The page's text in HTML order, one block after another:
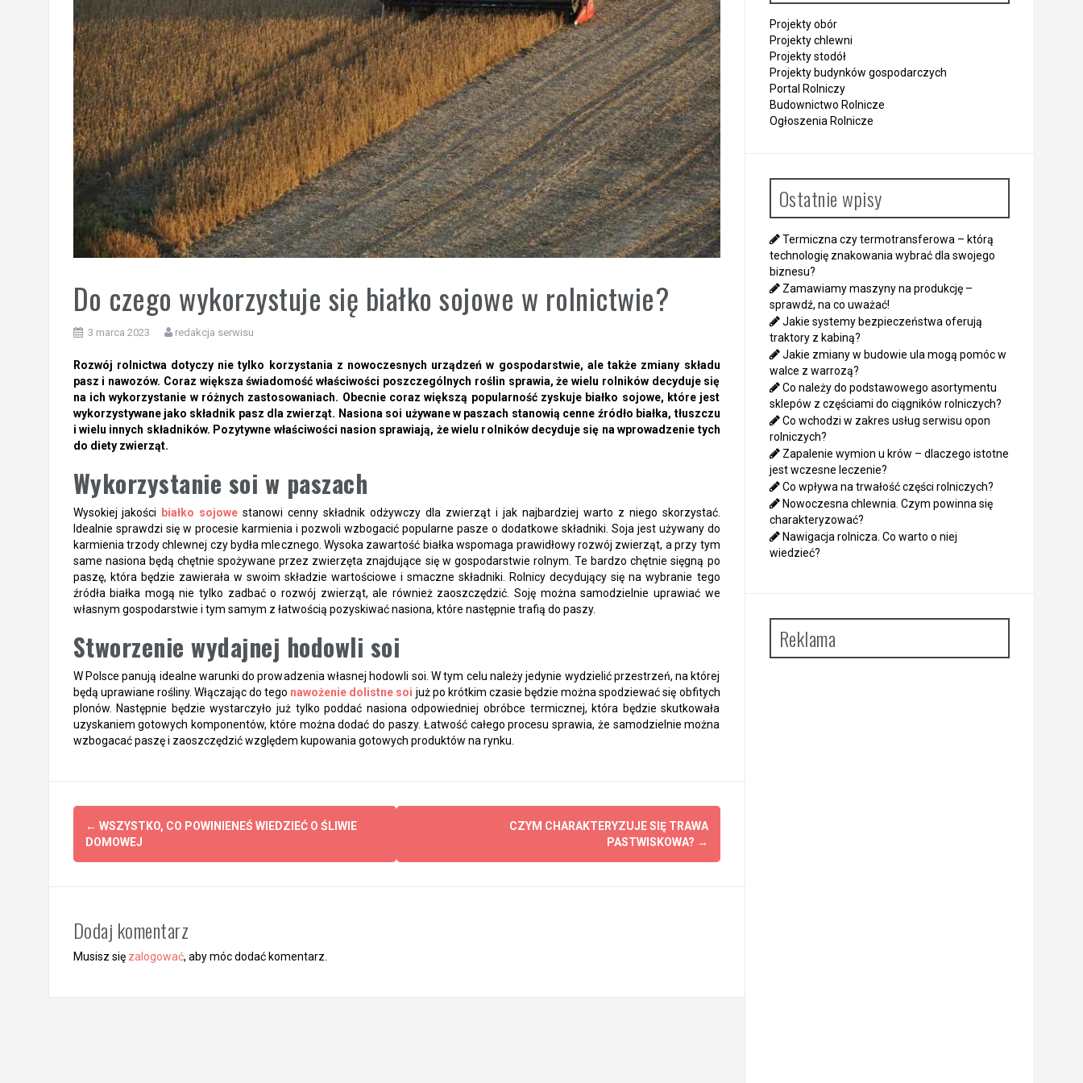
Do czego wykorzystuje się białko sojowe w rolnictwie?
3 marca 2023 redakcja serwisu
Rozwój rolnictwa dotyczy nie tylko korzystania z nowoczesnych urządzeń w gospodarstwie, ale także zmiany składu
pasz i nawozów. Coraz większa świadomość właściwości poszczególnych roślin sprawia, że wielu rolników decyduje się
na ich wykorzystanie w różnych zastosowaniach. Obecnie coraz większą popularność zyskuje białko sojowe, które jest
wykorzystywane jako składnik pasz dla zwierząt. Nasiona soi używane w paszach stanowią cenne źródło białka, tłuszczu
i wielu innych składników. Pozytywne właściwości nasion sprawiają, że wielu rolników decyduje się na wprowadzenie tych
do diety zwierząt.
Wykorzystanie soi w paszach
Wysokiej jakości białko sojowe stanowi cenny składnik odżywczy dla zwierząt i jak najbardziej warto z niego skorzystać.
Idealnie sprawdzi się w procesie karmienia i pozwoli wzbogacić popularne pasze o dodatkowe składniki. Soja jest używany do
karmienia trzody chlewnej czy bydła mlecznego. Wysoka zawartość białka wspomaga prawidłowy rozwój zwierząt, a przy tym
same nasiona będą chętnie spożywane przez zwierzęta znajdujące się w gospodarstwie rolnym. Te bardzo chętnie sięgną po
paszę, która będzie zawierała w swoim składzie wartościowe i smaczne składniki. Rolnicy decydujący się na wybranie tego
źródła białka mogą nie tylko zadbać o rozwój zwierząt, ale również zaoszczędzić. Soję można samodzielnie uprawiać we
własnym gospodarstwie i tym samym z łatwością pozyskiwać nasiona, które następnie trafią do paszy.
Stworzenie wydajnej hodowli soi
W Polsce panują idealne warunki do prowadzenia własnej hodowli soi. W tym celu należy jedynie wydzielić przestrzeń, na której
będą uprawiane rośliny. Włączając do tego nawożenie dolistne soi już po krótkim czasie będzie można spodziewać się obfitych
plonów. Następnie będzie wystarczyło już tylko poddać nasiona odpowiedniej obróbce termicznej, która będzie skutkowała
uzyskaniem gotowych komponentów, które można dodać do paszy. Łatwość całego procesu sprawia, że samodzielnie można
wzbogacać paszę i zaoszczędzić względem kupowania gotowych produktów na rynku.
o
a
c
← WSZYSTKO, CO POWINIENEŚ WIEDZIEĆ O ŚLIWIE
DOMOWEJ
CZYM CHARAKTERYZUJE SIĘ TRAWA
PASTWISKOWA? →
Dodaj komentarz
Musisz się zalogować, aby móc dodać komentarz.
Projekty obór
Projekty chlewni
Projekty stodół
Projekty budynków gospodarczych
Portal Rolniczy
Budownictwo Rolnicze
Ogłoszenia Rolnicze
Ostatnie wpisy
Termiczna czy termotransferowa – którą
technologię znakowania wybrać dla swojego
biznesu?
Zamawiamy maszyny na produkcję –
sprawdź, na co uważać!
Jakie systemy bezpieczeństwa oferują
traktory z kabiną?
Jakie zmiany w budowie ula mogą pomóc w
walce z warrozą?
Co należy do podstawowego asortymentu
sklepów z częściami do ciągników rolniczych?
Co wchodzi w zakres usług serwisu opon
rolniczych?
Zapalenie wymion u krów – dlaczego istotne
jest wczesne leczenie?
Co wpływa na trwałość części rolniczych?
Nowoczesna chlewnia. Czym powinna się
charakteryzować?
Nawigacja rolnicza. Co warto o niej
wiedzieć?
Reklama